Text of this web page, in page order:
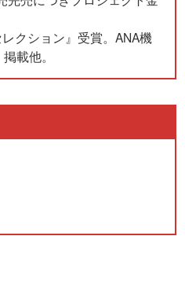
クション』受賞。ANA機
載他。